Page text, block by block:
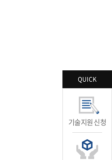
QUICK
기술지원 신청